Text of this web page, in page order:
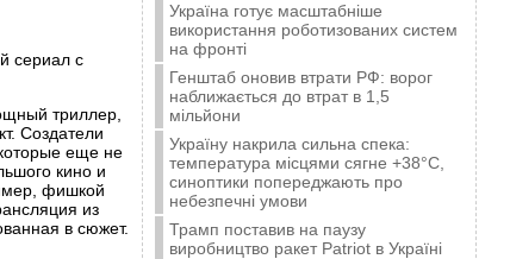
сериал с
триллер,
Создатели
еще не
кино и
фишкой
из
в сюжет.
Україна готує масштабніше
використання роботизованих систем
на фронті
Генштаб оновив втрати РФ: ворог
наближається до втрат в 1,5
мільйони
Україну накрила сильна спека:
температура місцями сягне +38°C,
синоптики попереджають про
небезпечні умови
Трамп поставив на паузу
виробництво ракет Patriot в Україні